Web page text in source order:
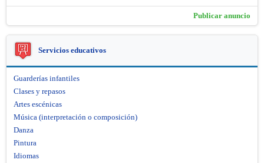
Publicar anuncio
Servicios educativos
Guarderías infantiles
Clases y repasos
Artes escénicas
Música (interpretación o composición)
Danza
Pintura
Idiomas